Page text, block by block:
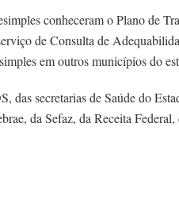
conheceram o Plano de
de Consulta de
em outros municípios do
das secretarias de Saúde do
da Sefaz, da Receita